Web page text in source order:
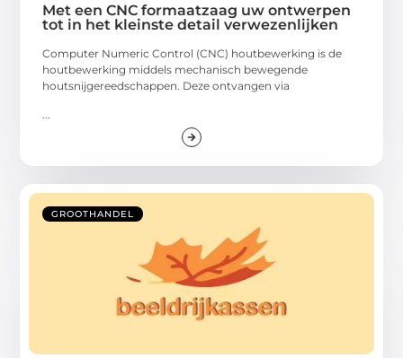
Met een CNC formaatzaag uw ontwerpen
tot in het kleinste detail verwezenlijken
Computer Numeric Control (CNC) houtbewerking is de
houtbewerking middels mechanisch bewegende
houtsnijgereedschappen. Deze ontvangen via
...
GROOTHANDEL